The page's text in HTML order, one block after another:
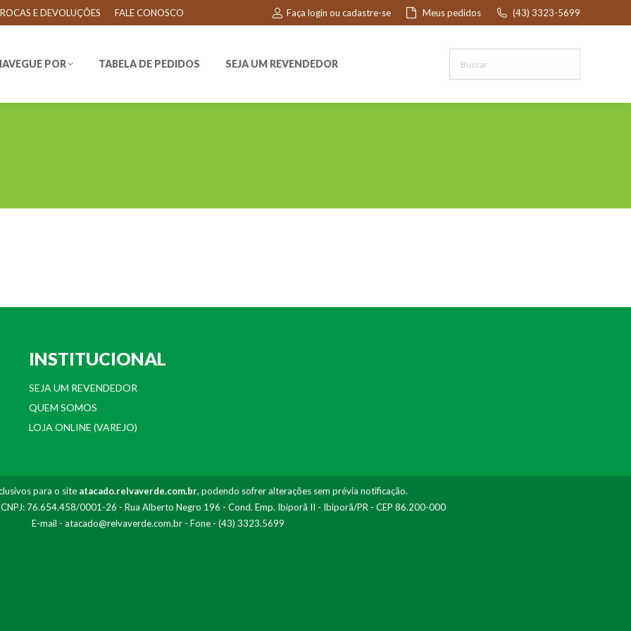
E DEVOLUÇÕES FALE CONOSCO Faça login ou cadastre-se Meus pedidos (43) 3323-5699
POR TABELA DE PEDIDOS SEJA UM REVENDEDOR
INSTITUCIONAL
SEJA UM REVENDEDOR
QUEM SOMOS
LOJA ONLINE (VAREJO)
para o site atacado.relvaverde.com.br, podendo sofrer alterações sem prévia notificação.
CNPJ: 76.654.458/0001-26 - Rua Alberto Negro 196 - Cond. Emp. Ibiporã II - Ibiporã/PR - CEP 86.200-000
E-mail - atacado@relvaverde.com.br- Fone - (43) 3323.5699
POR TABELA DE PEDIDOS SEJA UM REVENDEDOR